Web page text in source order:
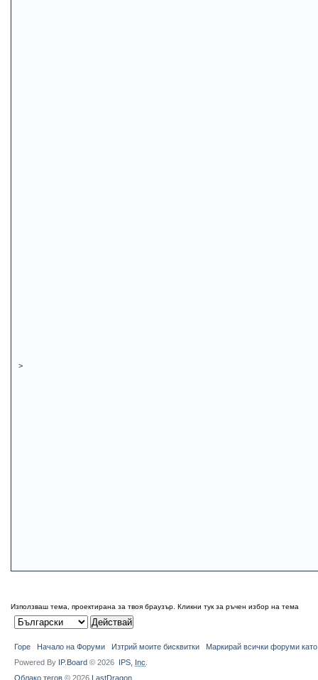
>
Използваш тема, проектирана за твоя браузър. Кликни тук за ръчен избор на тема
Горе Начало на Форуми Изтрий моите бисквитки
Маркирай всички форуми
Powered By IP.Board © 2026 IPS, Inc
Облако тегов © 2026 LastDragon